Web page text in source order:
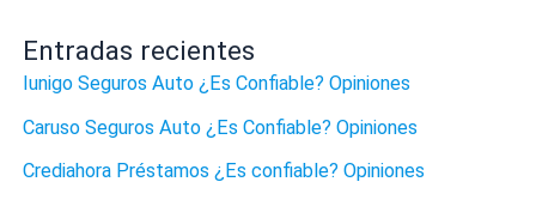
Entradas recientes
Iunigo Seguros Auto ¿Es Confiable? Opiniones
Caruso Seguros Auto ¿Es Confiable? Opiniones
Crediahora Préstamos ¿Es confiable? Opiniones